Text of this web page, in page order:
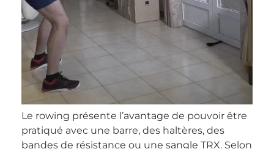
Le rowing présente l’avantage de pouvoir être
pratiqué avec une barre, des haltères, des
bandes de résistance ou une sangle TRX. Selon